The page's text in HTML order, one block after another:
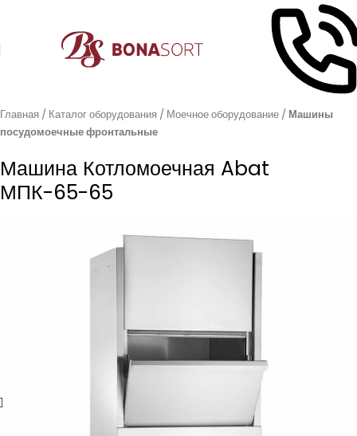
Главная Каталог оборудования Моечное оборудование
Машины
посудомоечные фронтальные
Машина Котломоечная Abat
МПК-65-65